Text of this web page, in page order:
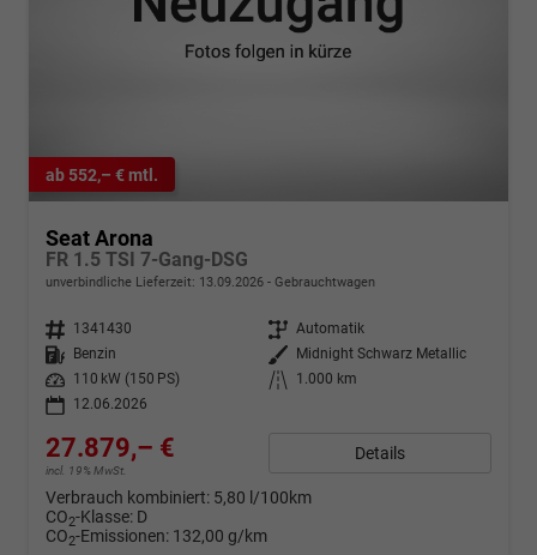
ab 552,– € mtl.
Seat Arona
FR 1.5 TSI 7-Gang-DSG
unverbindliche Lieferzeit: 13.09.2026 Gebrauchtwagen
Fahrzeugnr. 1341430 Getriebe Automatik
Kraftstoff
Benzin Außenfarbe
Midnight Schwarz Metallic
Leistung
110 kW (150 PS) Kilometerstand
1.000 km
12.06.2026
27.879,– €
incl. 19% MwSt.
Details
Verbrauch kombiniert: 5,80 l/100km
CO2-Klasse: D
CO2-Emissionen: 132,00 g/km